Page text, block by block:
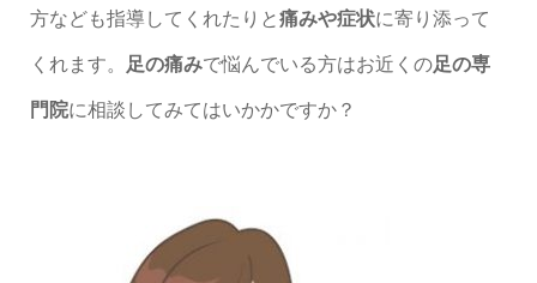
方なども指導してくれたりと痛みや症状に寄り添って
くれます。 足の痛みで悩んでいる方はお近くの足の専
門院に相談してみてはいかかですか？